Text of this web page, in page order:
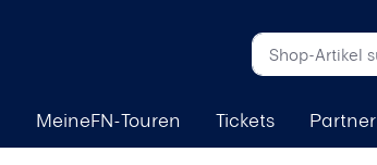
MeineFN-Touren Tickets Partner